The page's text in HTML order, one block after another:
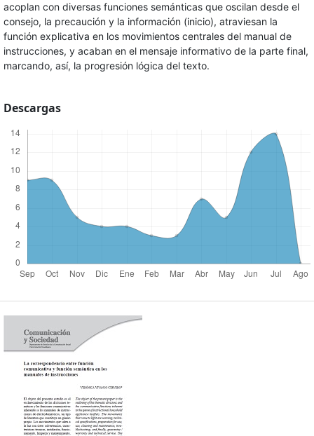
acoplan con diversas funciones semánticas que oscilan desde el
consejo, la precaución y la información (inicio), atraviesan la
función explicativa en los movimientos centrales del manual de
instrucciones, y acaban en el mensaje informativo de la parte final,
marcando, así, la progresión lógica del texto.
Descargas